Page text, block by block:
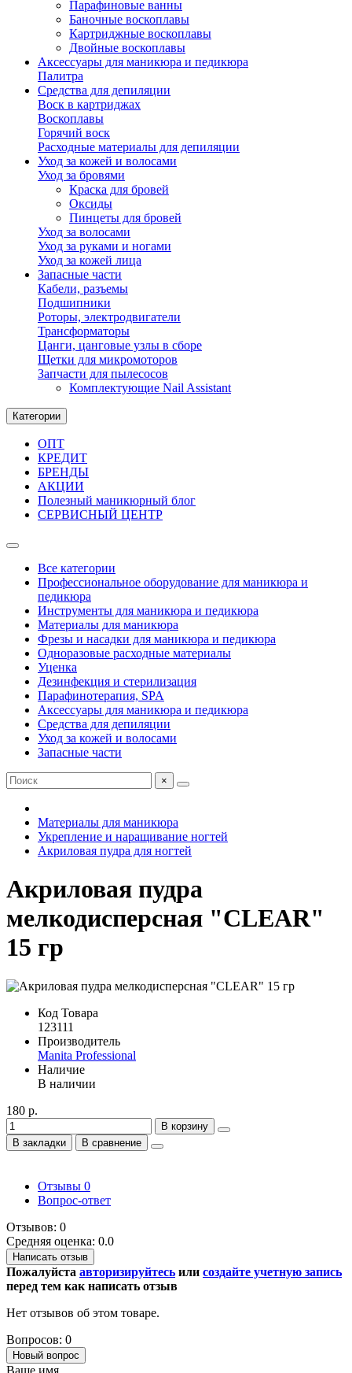
Парафиновые ванны
Баночные воскоплавы
Картриджные воскоплавы
Двойные воскоплавы
Аксессуары для маникюра и педикюра
Палитра
Средства для депиляции
Воск в картриджах
Воскоплавы
Горячий воск
Расходные материалы для депиляции
Уход за кожей и волосами
Уход за бровями
Краска для бровей
Оксиды
Пинцеты для бровей
Уход за волосами
Уход за руками и ногами
Уход за кожей лица
Запасные части
Кабели, разъемы
Подшипники
Роторы, электродвигатели
Трансформаторы
Цанги, цанговые узлы в сборе
Щетки для микромоторов
Запчасти для пылесосов
Комплектующие Nail Assistant
Категории
ОПТ
КРЕДИТ
БРЕНДЫ
АКЦИИ
Полезный маникюрный блог
СЕРВИСНЫЙ ЦЕНТР
Все категории
Профессиональное оборудование для маникюра и
педикюра
Инструменты для маникюра и педикюра
Материалы для маникюра
Фрезы и насадки для маникюра и педикюра
Одноразовые расходные материалы
Уценка
Дезинфекция и стерилизация
Парафинотерапия, SPA
Аксессуары для маникюра и педикюра
Средства для депиляции
Уход за кожей и волосами
Запасные части
×
Материалы для маникюра
Укрепление и наращивание ногтей
Акриловая пудра для ногтей
Акриловая пудра
мелкодисперсная "CLEAR"
15 гр
Код Товара
123111
Производитель
Manita Professional
Наличие
В наличии
180 р.
В корзину
В закладки
В сравнение
Отзывы 0
Вопрос-ответ
Отзывов: 0
Средняя оценка: 0.0
Написать отзыв
Пожалуйста авторизируйтесь или создайте учетную запись
перед тем как написать отзыв
Нет отзывов об этом товаре.
Вопросов: 0
Новый вопрос
Ваше имя